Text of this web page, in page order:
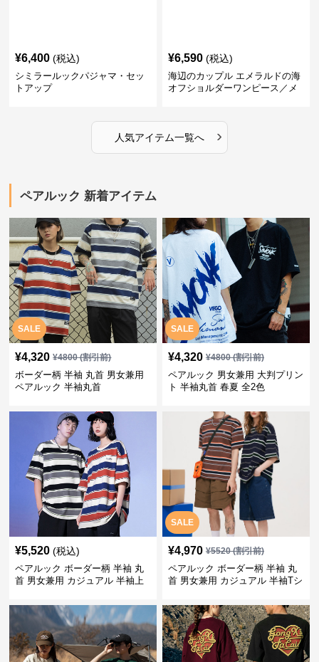
¥6,400 (税込)
シミラールックパジャマ・セッ
トアップ
¥6,590 (税込)
海辺のカップル エメラルドの海
オフショルダーワンピース／メ
人気アイテム一覧へ ›
ペアルック 新着アイテム
SALE
¥4,320 ¥4800(割引前)
ボーダー柄 半袖 丸首 男女兼用
ペアルック 半袖丸首
SALE
¥4,320 ¥4800(割引前)
ペアルック 男女兼用 大判プリン
ト 半袖丸首 春夏 全2色
¥5,520 (税込)
ペアルック ボーダー柄 半袖 丸
首 男女兼用 カジュアル 半袖上
SALE
¥4,970 ¥5520(割引前)
ペアルック ボーダー柄 半袖 丸
首 男女兼用 カジュアル 半袖Tシ